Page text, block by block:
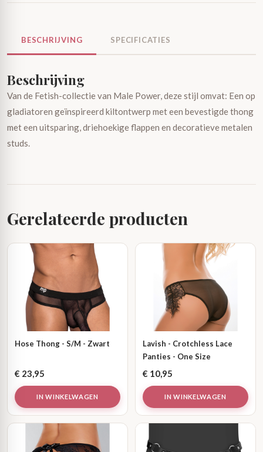
BESCHRIJVING SPECIFICATIES
Beschrijving
Van de Fetish-collectie van Male Power, deze stijl omvat: Een op
gladiatoren geïnspireerd kiltontwerp met een bevestigde thong
met een uitsparing, driehoekige flappen en decoratieve metalen
studs.
Gerelateerde producten
Hose Thong - S/M - Zwart
€ 23,95
IN WINKELWAGEN
Lavish - Crotchless Lace
Panties - One Size
€ 10,95
IN WINKELWAGEN